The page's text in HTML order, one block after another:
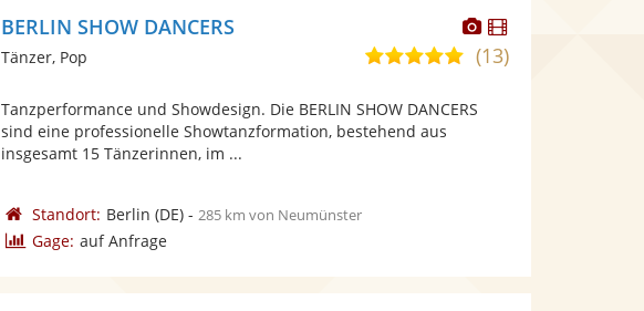
Dieser
Künstler
stellt
Dieser
Künstler
BERLIN SHOW DANCERS
5,0
5
(13)
Tänzer, Pop
Tanzperformance und Showdesign. Die BERLIN SHOW DANCERS
sind eine professionelle Showtanzformation, bestehend aus
insgesamt 15 Tänzerinnen, im ...
Standort: Berlin (DE)- 285 km von Neumünster
Gage: auf Anfrage